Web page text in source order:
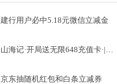
建行用户必中5.18元微信立减金
山海记·开局送无限648充值卡·|开箱子·塔防
京东抽随机红包和白条立减券